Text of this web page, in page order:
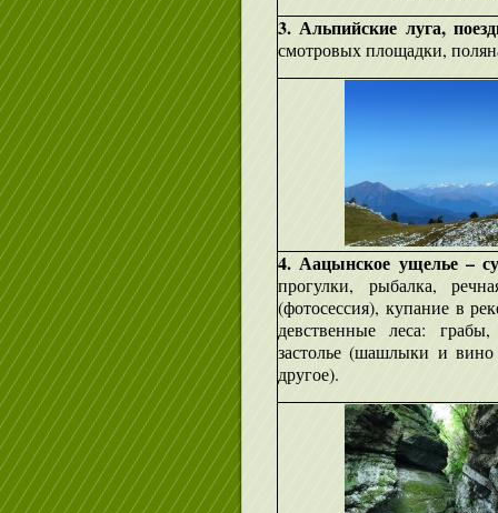
3. Альпийские луга,
смотровых площадки,
4. Аацынское ущелье –
прогулки, рыбалка,
(фотосессия), купание в
девственные леса:
застолье (шашлыки и вино
другое).